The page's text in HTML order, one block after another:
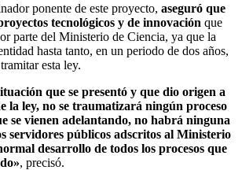
ponente de este proyecto, aseguró que
tecnológicos y de innovación que
parte del Ministerio de Ciencia, ya que la
hasta tanto, en un periodo de dos años,
esta ley.
que se presentó y que dio origen a
la ley, no se traumatizará ningún proceso
se vienen adelantando, no habrá ninguna
servidores públicos adscritos al Ministerio
desarrollo de todos los procesos que
, precisó.